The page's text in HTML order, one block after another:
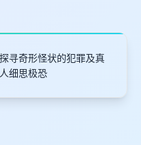
寻奇形怪状的犯罪及真
细思极恐
取消